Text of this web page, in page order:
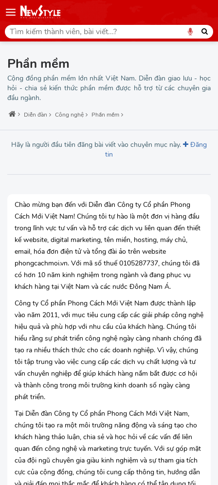
Phần mềm
Cộng đồng phần mềm lớn nhất Việt Nam. Diễn đàn giao lưu - học
hỏi - chia sẻ kiến thức phần mềm được hỗ trợ từ các chuyên gia
đầu ngành.
Diễn đàn Công nghệ Phần mềm
Hãy là người đầu tiên đăng bài viết vào chuyên mục này.
Đăng
tin
Chào mừng bạn đến với Diễn đàn Công ty Cổ phần Phong
Cách Mới Việt Nam! Chúng tôi tự hào là một đơn vị hàng đầu
trong lĩnh vực tư vấn và hỗ trợ các dịch vụ liên quan đến thiết
kế website, digital marketing, tên miền, hosting, máy chủ,
email, hóa đơn điện tử và tổng đài ảo trên website
phongcachmoi.vn. Với mã số thuế 0105287737, chúng tôi đã
có hơn 10 năm kinh nghiệm trong ngành và đang phục vụ
khách hàng tại Việt Nam và các nước Đông Nam Á.
Công ty Cổ phần Phong Cách Mới Việt Nam được thành lập
vào năm 2011, với mục tiêu cung cấp các giải pháp công nghệ
hiệu quả và phù hợp với nhu cầu của khách hàng. Chúng tôi
hiểu rằng sự phát triển công nghệ ngày càng nhanh chóng đã
tạo ra nhiều thách thức cho các doanh nghiệp. Vì vậy, chúng
tôi tập trung vào việc cung cấp các dịch vụ chất lượng và tư
vấn chuyên nghiệp để giúp khách hàng nắm bắt được cơ hội
và thành công trong môi trường kinh doanh số ngày càng
phát triển.
Tại Diễn đàn Công ty Cổ phần Phong Cách Mới Việt Nam,
chúng tôi tạo ra một môi trường năng động và sáng tạo cho
khách hàng thảo luận, chia sẻ và học hỏi về các vấn đề liên
quan đến công nghệ và marketing trực tuyến. Với sự góp mặt
của đội ngũ chuyên gia giàu kinh nghiệm và sự tham gia tích
cực của cộng đồng, chúng tôi cung cấp thông tin, hướng dẫn